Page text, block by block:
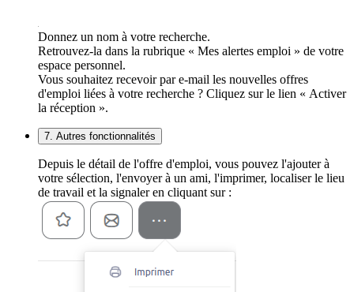
Donnez un nom à votre recherche.
Retrouvez-la dans la rubrique « Mes alertes emploi » de votre
espace personnel.
Vous souhaitez recevoir par e-mail les nouvelles offres
d'emploi liées à votre recherche ? Cliquez sur le lien « Activer
la réception ».
7. Autres fonctionnalités
Depuis le détail de l'offre d'emploi, vous pouvez l'ajouter à
votre sélection, l'envoyer à un ami, l'imprimer, localiser le lieu
de travail et la signaler en cliquant sur :